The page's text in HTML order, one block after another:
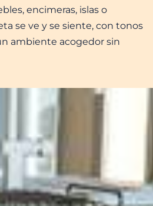
encimeras, islas o
se ve y se siente, con tonos
ambiente acogedor sin